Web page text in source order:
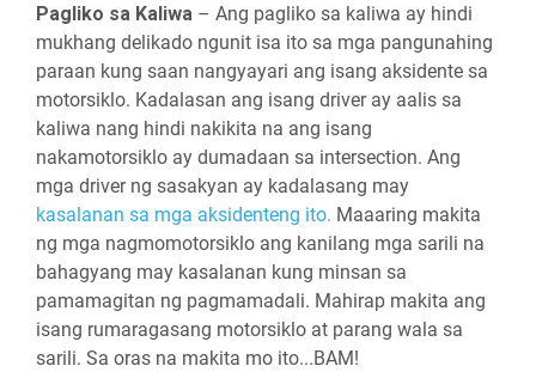
Pagliko sa Kaliwa – Ang pagliko sa kaliwa ay hindi
mukhang delikado ngunit isa ito sa mga pangunahing
paraan kung saan nangyayari ang isang aksidente sa
motorsiklo. Kadalasan ang isang driver ay aalis sa
kaliwa nang hindi nakikita na ang isang
nakamotorsiklo ay dumadaan sa intersection. Ang
mga driver ng sasakyan ay kadalasang may
kasalanan sa mga aksidenteng ito. Maaaring makita
ng mga nagmomotorsiklo ang kanilang mga sarili na
bahagyang may kasalanan kung minsan sa
pamamagitan ng pagmamadali. Mahirap makita ang
isang rumaragasang motorsiklo at parang wala sa
sarili. Sa oras na makita mo ito...BAM!